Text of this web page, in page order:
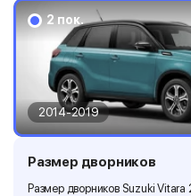
2 пок.
2014-2019
Размер дворников
Размер дворников Suzuki